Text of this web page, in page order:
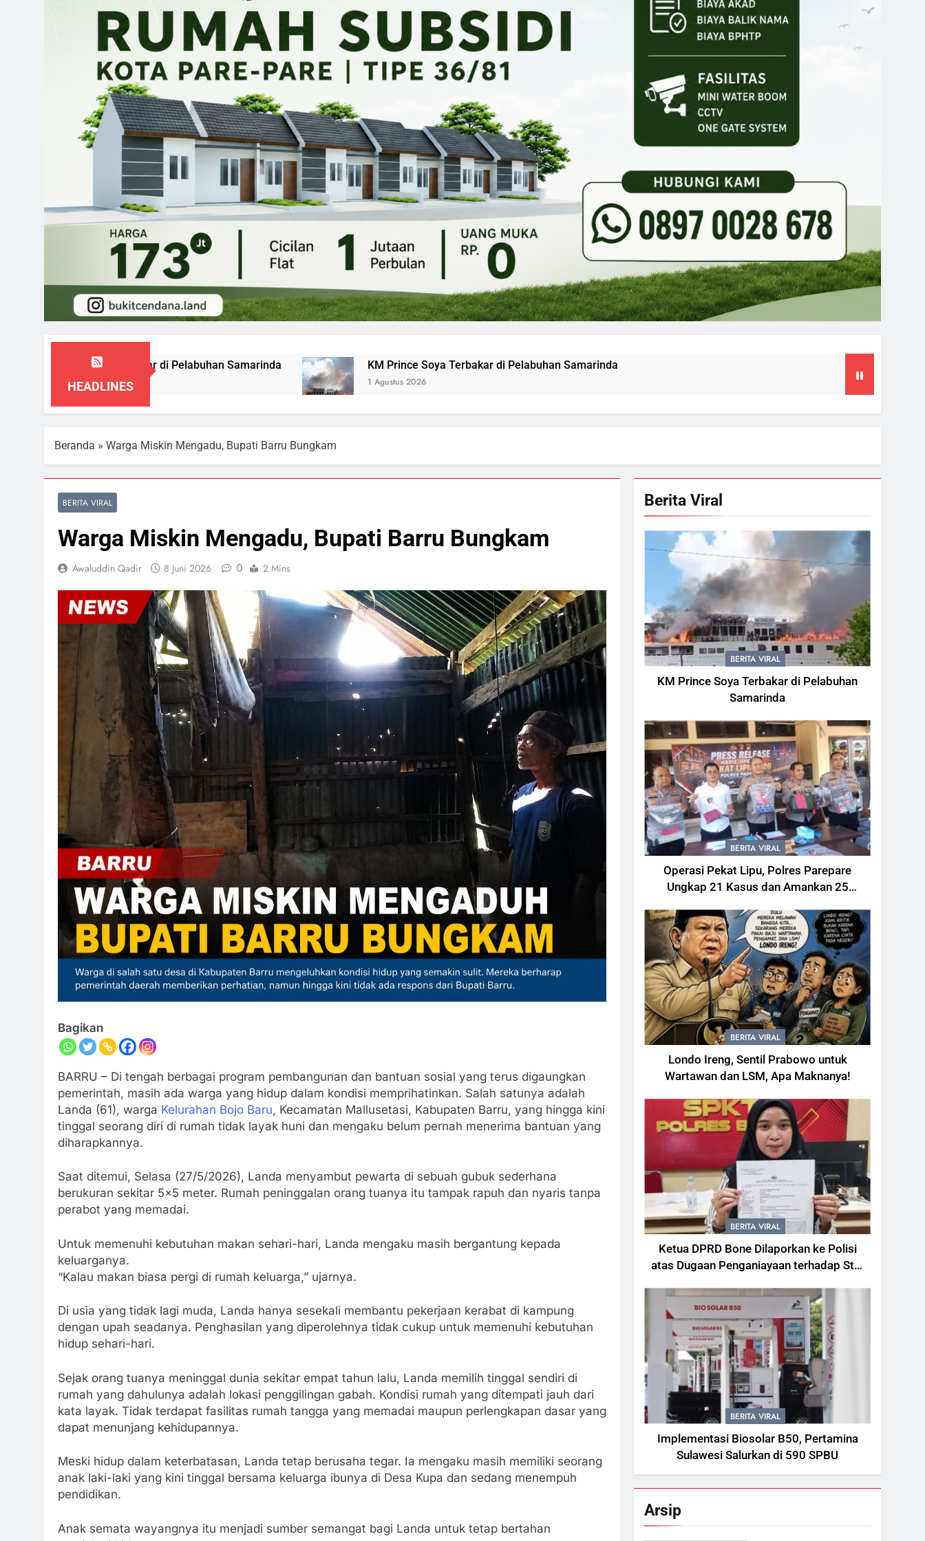
HEADLINES
Prince Soya Terbakar di Pelabuhan Samarinda KM Prince Soya Terbakar di Pelabuhan Samarinda
1 Agustus 2026
Beranda » Warga Miskin Mengadu, Bupati Barru Bungkam
BERITA VIRAL
Warga Miskin Mengadu, Bupati Barru Bungkam
Awaluddin Qadir 8 Juni 2026 0 2 Mins
Bagikan
BARRU – Di tengah berbagai program pembangunan dan bantuan sosial yang terus digaungkan
pemerintah, masih ada warga yang hidup dalam kondisi memprihatinkan. Salah satunya adalah
Landa (61), warga Kelurahan Bojo Baru, Kecamatan Mallusetasi, Kabupaten Barru, yang hingga kini
tinggal seorang diri di rumah tidak layak huni dan mengaku belum pernah menerima bantuan yang
diharapkannya.
Saat ditemui, Selasa (27/5/2026), Landa menyambut pewarta di sebuah gubuk sederhana
berukuran sekitar 5×5 meter. Rumah peninggalan orang tuanya itu tampak rapuh dan nyaris tanpa
perabot yang memadai.
Untuk memenuhi kebutuhan makan sehari-hari, Landa mengaku masih bergantung kepada
keluarganya.
“Kalau makan biasa pergi di rumah keluarga,” ujarnya.
Di usia yang tidak lagi muda, Landa hanya sesekali membantu pekerjaan kerabat di kampung
dengan upah seadanya. Penghasilan yang diperolehnya tidak cukup untuk memenuhi kebutuhan
hidup sehari-hari.
Sejak orang tuanya meninggal dunia sekitar empat tahun lalu, Landa memilih tinggal sendiri di
rumah yang dahulunya adalah lokasi penggilingan gabah. Kondisi rumah yang ditempati jauh dari
kata layak. Tidak terdapat fasilitas rumah tangga yang memadai maupun perlengkapan dasar yang
dapat menunjang kehidupannya.
Meski hidup dalam keterbatasan, Landa tetap berusaha tegar. Ia mengaku masih memiliki seorang
anak laki-laki yang kini tinggal bersama keluarga ibunya di Desa Kupa dan sedang menempuh
pendidikan.
Anak semata wayangnya itu menjadi sumber semangat bagi Landa untuk tetap bertahan
Berita Viral
BERITA VIRAL
KM Prince Soya Terbakar di Pelabuhan
Samarinda
BERITA VIRAL
Operasi Pekat Lipu, Polres Parepare
Ungkap 21 Kasus dan Amankan 25
BERITA VIRAL
Londo Ireng, Sentil Prabowo untuk
Wartawan dan LSM, Apa Maknanya!
BERITA VIRAL
Ketua DPRD Bone Dilaporkan ke Polisi
atas Dugaan Penganiayaan terhadap Staf
BERITA VIRAL
Implementasi Biosolar B50, Pertamina
Sulawesi Salurkan di 590 SPBU
Arsip